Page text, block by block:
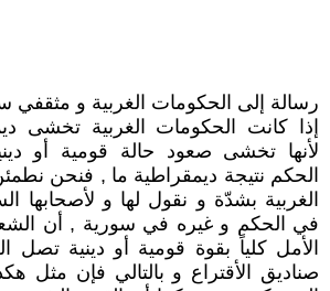
رسالة إلى الحكومات الغربية و مثقفي
إذا كانت الحكومات الغربية تخشى
لأنها تخشى صعود حالة قومية أو
الحكم نتيجة ديمقراطية ما , فنحن
الغربية بشدّة و نقول لها و لأصحابها
في الحكم و غيره في سورية , أن
الأمل كلياً بقوة قومية أو دينية
صناديق الأقتراع و بالتالي فإن مثل